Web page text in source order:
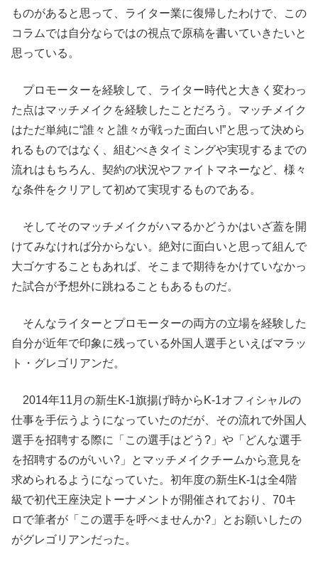
ものがあると思って、ライター業に復帰したわけで、この
コラムでは自分ならではの視点で原稿を書いていきたいと
思っている。
プロモーターを経験して、ライター時代と大きく変わっ
た点はマッチメイクを経験したことだろう。マッチメイク
はただ単純に“誰々と誰々が戦った面白い!”と思って決めら
れるものではなく、組むべきタイミングや実現するまでの
流れはもちろん、契約の状況やファイトマネーなど、様々
な条件をクリアして初めて実現するものである。
そしてそのマッチメイクがハマるかどうかはいざ蓋を開
けてみなければ分からない。絶対に面白いと思って組んで
大ゴケすることもあれば、そこまで期待をかけていなかっ
た試合が予想外に跳ねることもあるものだ。
そんなライターとプロモーターの両方の立場を経験した
自分が近年で印象に残っている外国人選手といえばマラッ
ト・グレゴリアンだ。
2014年11月の新生K-1旗揚げ時からK-1オフィシャルの
仕事を手伝うようになっていたのだが、その流れで外国人
選手を招聘する際に「この選手はどう?」や「どんな選手
を招聘するのがいい?」とマッチメイクチームから意見を
求められるようになっていた。初年度の新生K-1は全4階
級で初代王座決定トーナメントが開催されており、70キ
ロで筆者が「この選手を呼べませんか?」とお願いしたの
がグレゴリアンだった。